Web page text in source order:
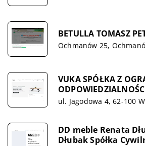
BETULLA TOMASZ
Ochmanów 25,
VUKA SPÓŁKA Z
ul. Jagodowa 4, 62-100
DD meble Renata
Dłubak Spółka